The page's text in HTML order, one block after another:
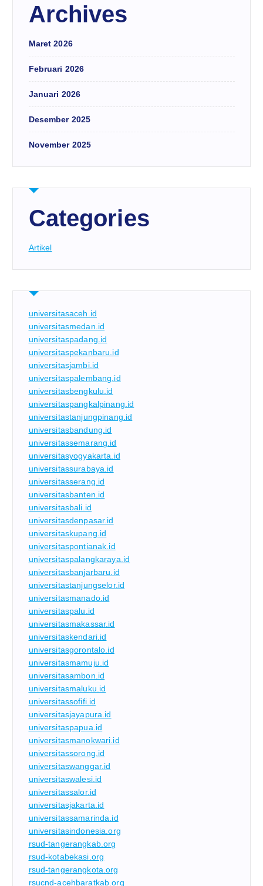
Archives
Maret 2026
Februari 2026
Januari 2026
Desember 2025
November 2025
Categories
Artikel
universitasaceh.id
universitasmedan.id
universitaspadang.id
universitaspekanbaru.id
universitasjambi.id
universitaspalembang.id
universitasbengkulu.id
universitaspangkalpinang.id
universitastanjungpinang.id
universitasbandung.id
universitassemarang.id
universitasyogyakarta.id
universitassurabaya.id
universitasserang.id
universitasbanten.id
universitasbali.id
universitasdenpasar.id
universitaskupang.id
universitaspontianak.id
universitaspalangkaraya.id
universitasbanjarbaru.id
universitastanjungselor.id
universitasmanado.id
universitaspalu.id
universitasmakassar.id
universitaskendari.id
universitasgorontalo.id
universitasmamuju.id
universitasambon.id
universitasmaluku.id
universitassofifi.id
universitasjayapura.id
universitaspapua.id
universitasmanokwari.id
universitassorong.id
universitaswanggar.id
universitaswalesi.id
universitassalor.id
universitasjakarta.id
universitassamarinda.id
universitasindonesia.org
rsud-tangerangkab.org
rsud-kotabekasi.org
rsud-tangerangkota.org
rsucnd-acehbaratkab.org